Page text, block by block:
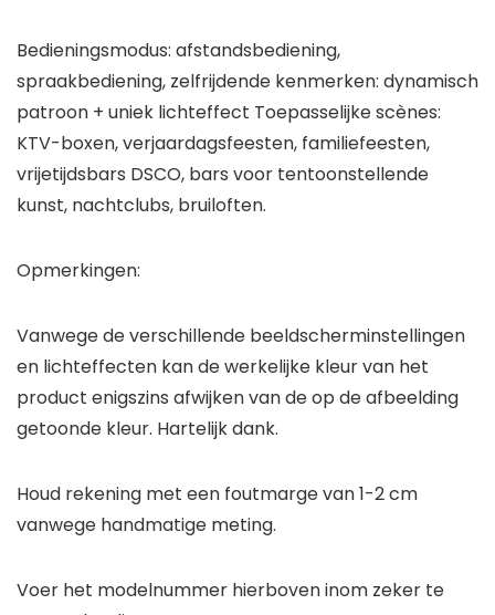
Bedieningsmodus: afstandsbediening,
spraakbediening, zelfrijdende kenmerken: dynamisch
patroon + uniek lichteffect Toepasselijke scènes:
KTV-boxen, verjaardagsfeesten, familiefeesten,
vrijetijdsbars DSCO, bars voor tentoonstellende
kunst, nachtclubs, bruiloften.
Opmerkingen:
Vanwege de verschillende beeldscherminstellingen
en lichteffecten kan de werkelijke kleur van het
product enigszins afwijken van de op de afbeelding
getoonde kleur. Hartelijk dank.
Houd rekening met een foutmarge van 1-2 cm
vanwege handmatige meting.
Voer het modelnummer hierboven inom zeker te